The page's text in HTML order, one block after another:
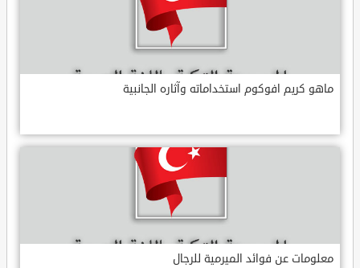
ماهو كريم افوكوم استخداماته وآثاره الجانبية
معلومات عن فوائد الميرمية للرجال